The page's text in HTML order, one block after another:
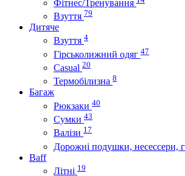
Фітнес/Тренування
Взуття 79
Дитяче
Взуття 4
Гірськолижний одяг 47
Casual 20
Термобілизна 8
Багаж
Рюкзаки 40
Сумки 43
Валізи 17
Дорожні подушки, несессери,
Baff
Літні 19